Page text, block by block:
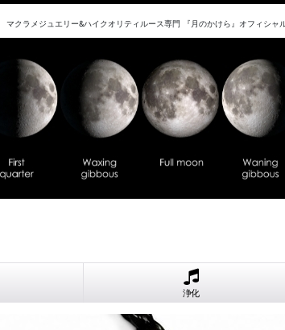
マクラメジュエリー&ハイクオリティルース専門 『月のかけら』オフィシャ
浄化